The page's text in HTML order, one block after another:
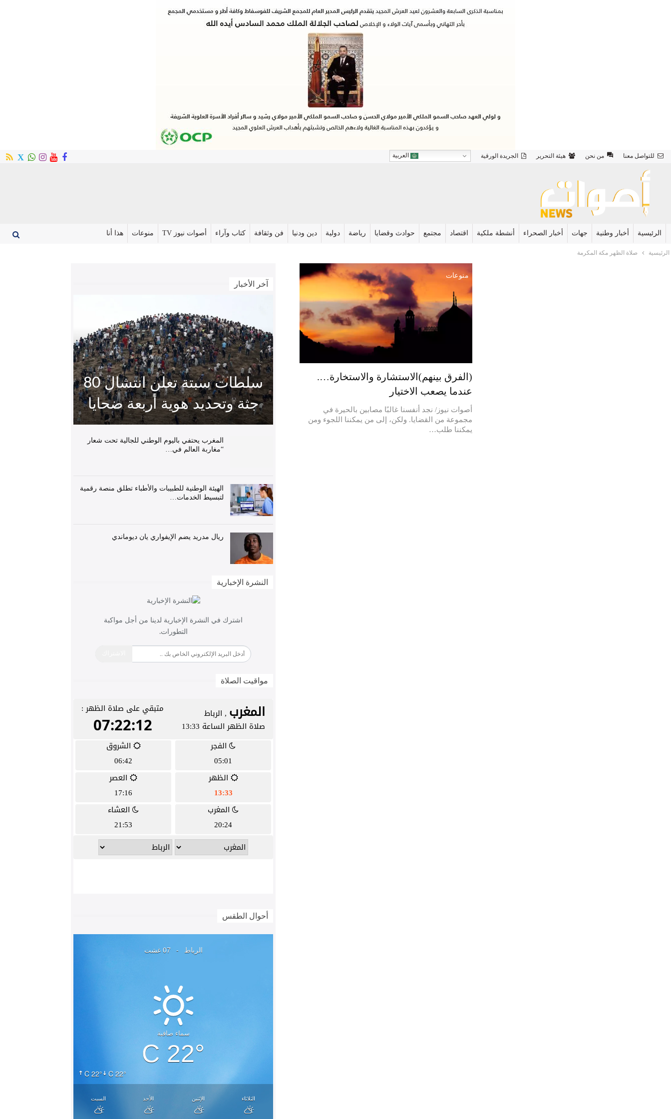
للتواصل معنا من نحن هيئة التحرير الجريدة الورقية العربية
الرئيسية أخبار وطنية جهات أخبار الصحراء أنشطة ملكية اقتصاد مجتمع حوادث وقضايا رياضة دولية دين ودنيا فن وثقافة كتاب وآراء أصوات نيوز TV منوعات هذا أنا
الرئيسية صلاة الظهر مكة المكرمة
منوعات
(الفرق بينهم)الاستشارة والاستخارة….
عندما يصعب الاختيار
أصوات نيوز/ نجد أنفسنا غالبًا مصابين بالحيرة في
مجموعة من القضايا. ولكن، إلى من يمكننا اللجوء ومن
يمكننا طلب…
آخر الأخبار
سلطات سبتة تعلن انتشال 80
جثة وتحديد هوية أربعة ضحايا
المغرب يحتفي باليوم الوطني للجالية تحت شعار
“مغاربة العالم في…
الهيئة الوطنية للطبيبات والأطباء تطلق منصة رقمية
لتبسيط الخدمات…
ريال مدريد يضم الإيفواري يان ديوماندي
النشرة الإخبارية
اشترك في النشرة الإخبارية لدينا من أجل مواكبة
التطورات.
مواقيت الصلاة
أحوال الطقس
الرباط - 07 غشت
22° C 22° C
سماء صافية
22° C
السبت الأحد الإثنين الثلاثاء